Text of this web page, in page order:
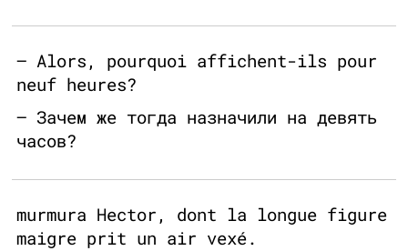
— Alors, pourquoi affichent-ils pour
neuf heures?
— Зачем же тогда назначили на девять
часов?
murmura Hector, dont la longue figure
maigre prit un air vexé.